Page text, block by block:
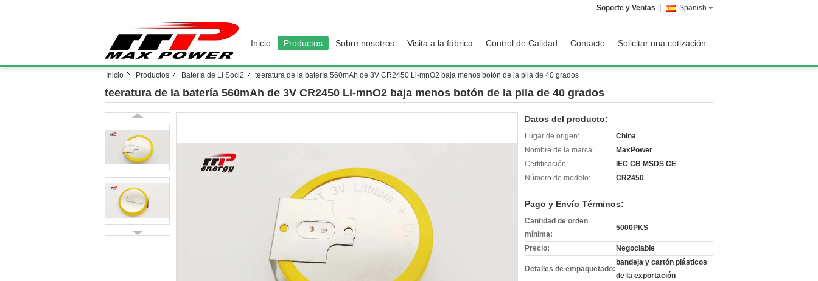
Spanish
Soporte y Ventas
Inicio Productos Sobre nosotros Visita a la fábrica Control de Calidad Contacto Solicitar una cotización
Inicio Productos Batería de Li Socl2 teeratura de la batería 560mAh de 3V CR2450 Li-mnO2 baja menos botón de la pila de 40 grados
teeratura de la batería 560mAh de 3V CR2450 Li-mnO2 baja menos botón de la pila de 40 grados
Datos del producto:
Lugar de origen:
China
Nombre de la marca:
MaxPower
Certificación:
IEC CB MSDS CE
Número de modelo:
CR2450
Pago y Envío Términos:
Cantidad de orden
mínima:
5000PKS
Precio: Negociable
Detalles de empaquetado:
bandeja y cartón plásticos
de la exportación